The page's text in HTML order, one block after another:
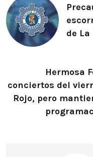
de
Hermosa
conciertos del
Rojo, pero